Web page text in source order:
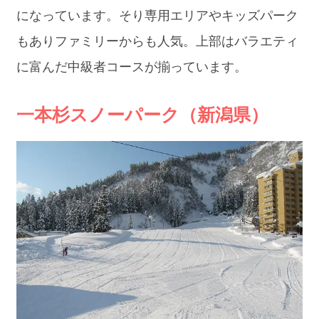
になっています。そり専用エリアやキッズパーク
もありファミリーからも人気。上部はバラエティ
に富んだ中級者コースが揃っています。
一本杉スノーパーク（新潟県）